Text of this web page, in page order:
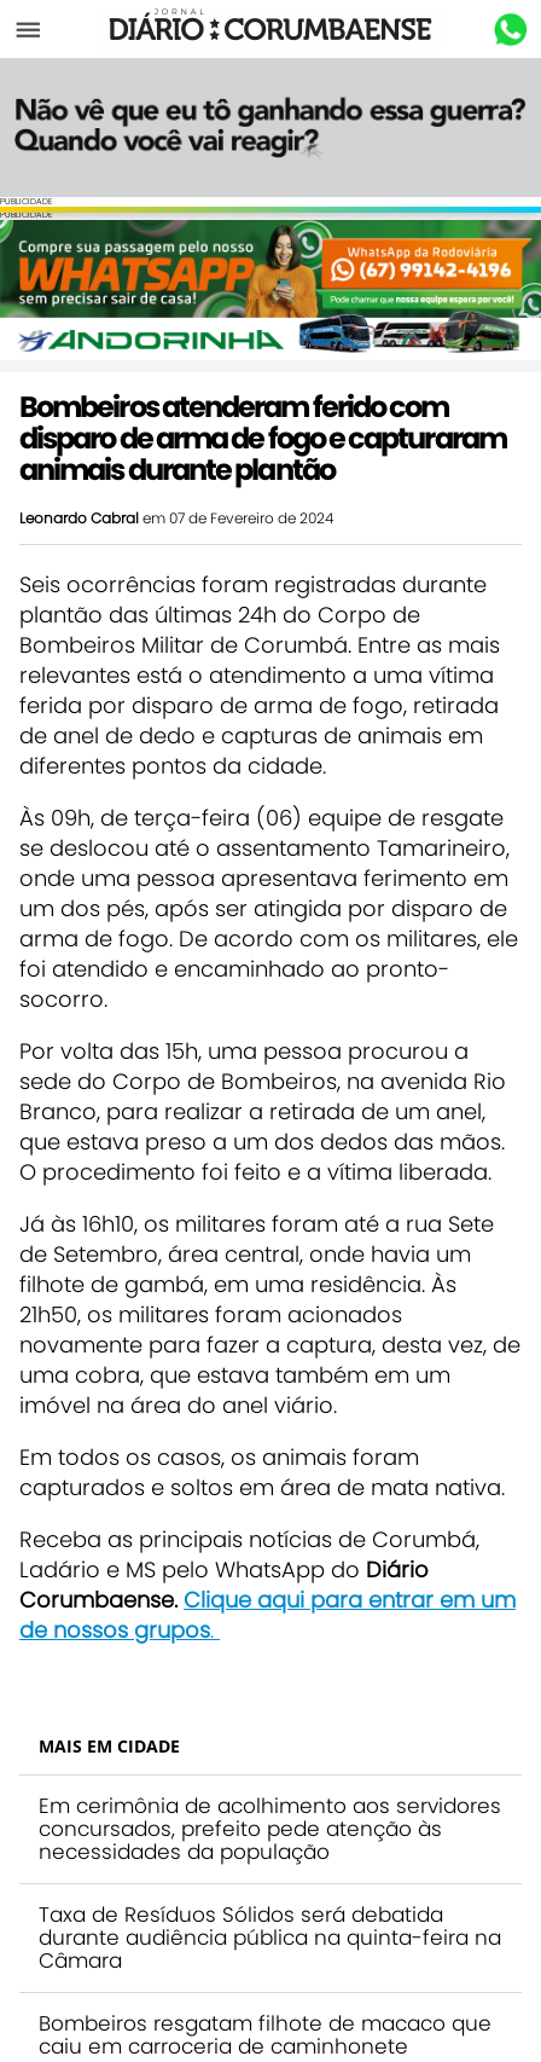
Menu
PUBLICIDADE
PUBLICIDADE
Bombeiros atenderam ferido com
disparo de arma de fogo e capturaram
animais durante plantão
Leonardo Cabralem 07 de Fevereiro de 2024
Seis ocorrências foram registradas durante
plantão das últimas 24h do Corpo de
Bombeiros Militar de Corumbá. Entre as mais
relevantes está o atendimento a uma vítima
ferida por disparo de arma de fogo, retirada
de anel de dedo e capturas de animais em
diferentes pontos da cidade.
Às 09h, de terça-feira (06) equipe de resgate
se deslocou até o assentamento Tamarineiro,
onde uma pessoa apresentava ferimento em
um dos pés, após ser atingida por disparo de
arma de fogo. De acordo com os militares, ele
foi atendido e encaminhado ao pronto-
socorro.
Por volta das 15h, uma pessoa procurou a
sede do Corpo de Bombeiros, na avenida Rio
Branco, para realizar a retirada de um anel,
que estava preso a um dos dedos das mãos.
O procedimento foi feito e a vítima liberada.
Já às 16h10, os militares foram até a rua Sete
de Setembro, área central, onde havia um
filhote de gambá, em uma residência. Às
21h50, os militares foram acionados
novamente para fazer a captura, desta vez, de
uma cobra, que estava também em um
imóvel na área do anel viário.
Em todos os casos, os animais foram
capturados e soltos em área de mata nativa.
Receba as principais notícias de Corumbá,
Ladário e MS pelo WhatsApp do Diário
Corumbaense.Clique aqui para entrar em um
de nossos grupos.
MAIS EM CIDADE
Em cerimônia de acolhimento aos servidores
concursados, prefeito pede atenção às
necessidades da população
Taxa de Resíduos Sólidos será debatida
durante audiência pública na quinta-feira na
Câmara
Bombeiros resgatam filhote de macaco que
caiu em carroceria de caminhonete